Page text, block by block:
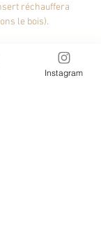
réchauffera
le bois).
activités
de la truffe et du
:
Instagram